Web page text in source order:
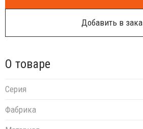
Добавить в
О товаре
Серия
Фабрика